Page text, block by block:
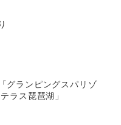
グランピングスパリゾ
ラス琵琶湖」